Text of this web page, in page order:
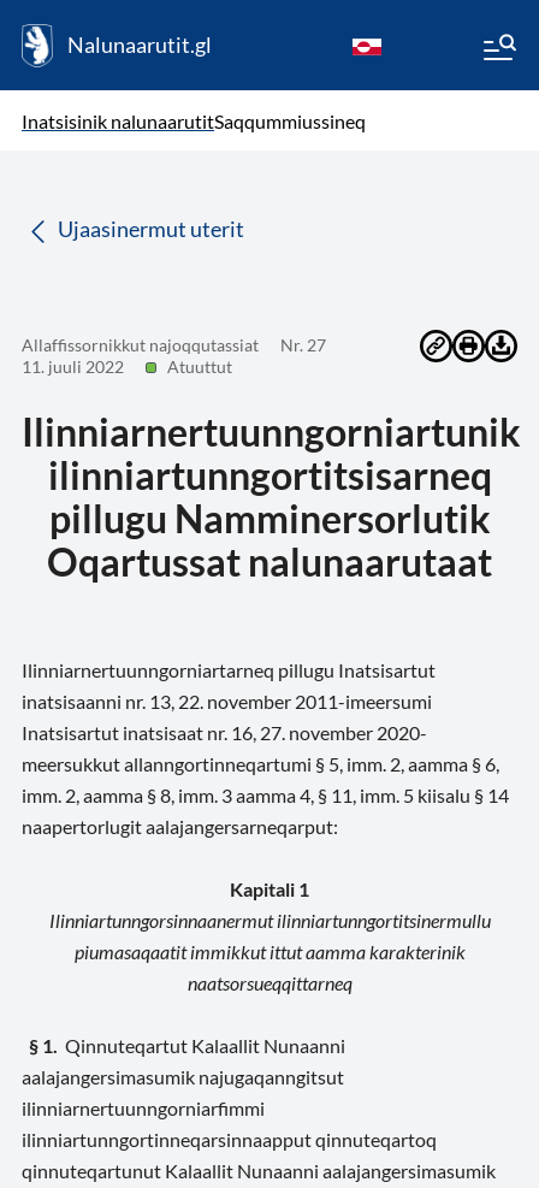
Nalunaarutit.gl
Inatsisinik nalunaarutitSaqqummiussineq
Ujaasinermut uterit
Allaffissornikkut najoqqutassiat
Nr. 27
11. juuli 2022
Atuuttut
Ilinniarnertuunngorniartunik
ilinniartunngortitsisarneq
pillugu Namminersorlutik
Oqartussat nalunaarutaat
Ilinniarnertuunngorniartarneq pillugu Inatsisartut
inatsisaanni nr. 13, 22. november 2011-imeersumi
Inatsisartut inatsisaat nr. 16, 27. november 2020-
meersukkut allanngortinneqartumi § 5, imm. 2, aamma § 6,
imm. 2, aamma § 8, imm. 3 aamma 4, § 11, imm. 5 kiisalu § 14
naapertorlugit aalajangersarneqarput:
Kapitali 1
Ilinniartunngorsinnaanermut ilinniartunngortitsinermullu
piumasaqaatit immikkut ittut aamma karakterinik
naatsorsueqqittarneq
§ 1.
Qinnuteqartut Kalaallit Nunaanni
aalajangersimasumik najugaqanngitsut
ilinniarnertuunngorniarfimmi
ilinniartunngortinneqarsinnaapput qinnuteqartoq
qinnuteqartunut Kalaallit Nunaanni aalajangersimasumik